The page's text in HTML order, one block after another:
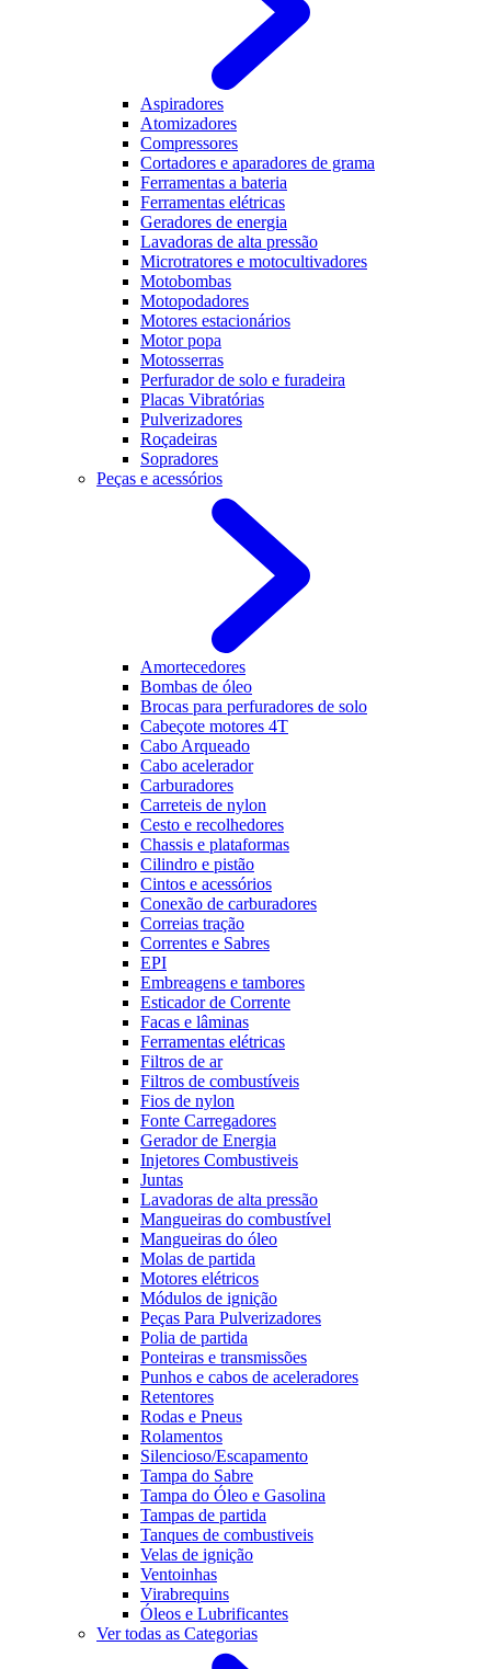
Aspiradores
Atomizadores
Compressores
Cortadores e aparadores de grama
Ferramentas a bateria
Ferramentas elétricas
Geradores de energia
Lavadoras de alta pressão
Microtratores e motocultivadores
Motobombas
Motopodadores
Motores estacionários
Motor popa
Motosserras
Perfurador de solo e furadeira
Placas Vibratórias
Pulverizadores
Roçadeiras
Sopradores
Peças e acessórios
Amortecedores
Bombas de óleo
Brocas para perfuradores de solo
Cabeçote motores 4T
Cabo Arqueado
Cabo acelerador
Carburadores
Carreteis de nylon
Cesto e recolhedores
Chassis e plataformas
Cilindro e pistão
Cintos e acessórios
Conexão de carburadores
Correias tração
Correntes e Sabres
EPI
Embreagens e tambores
Esticador de Corrente
Facas e lâminas
Ferramentas elétricas
Filtros de ar
Filtros de combustíveis
Fios de nylon
Fonte Carregadores
Gerador de Energia
Injetores Combustiveis
Juntas
Lavadoras de alta pressão
Mangueiras do combustível
Mangueiras do óleo
Molas de partida
Motores elétricos
Módulos de ignição
Peças Para Pulverizadores
Polia de partida
Ponteiras e transmissões
Punhos e cabos de aceleradores
Retentores
Rodas e Pneus
Rolamentos
Silencioso/Escapamento
Tampa do Sabre
Tampa do Óleo e Gasolina
Tampas de partida
Tanques de combustiveis
Velas de ignição
Ventoinhas
Virabrequins
Óleos e Lubrificantes
Ver todas as Categorias